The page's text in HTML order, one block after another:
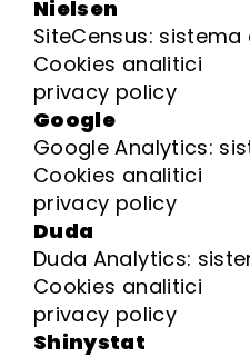
Nielsen
SiteCensus:
Cookies analitici
privacy policy
Google
Google Analytics:
Cookies analitici
privacy policy
Duda
Duda Analytics:
Cookies analitici
privacy policy
Shinystat